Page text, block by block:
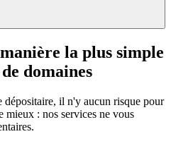
la plus simple
domaines
dépositaire, il n'y aucun risque pour
mieux : nos services ne vous